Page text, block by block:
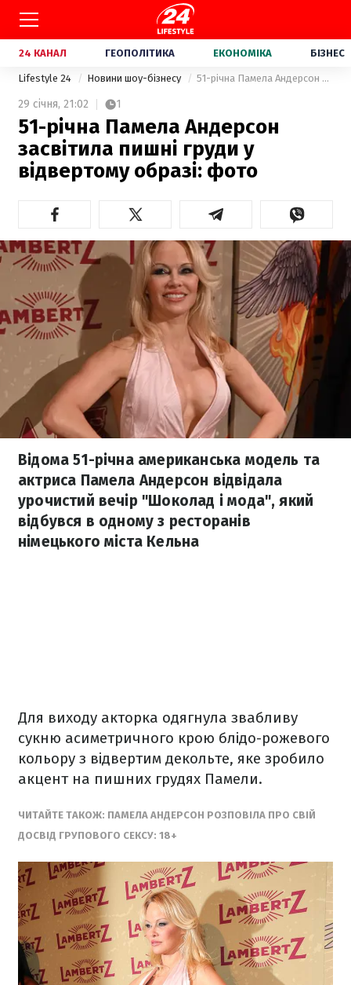
24 КАНАЛ ГЕОПОЛІТИКА ЕКОНОМІКА БІЗНЕС
Lifestyle 24 Новини шоу-бізнесу 51-річна Памела Андерсон засвітила пишні груди у відвертому образі: фото
29 січня, 21:02 1
51-річна Памела Андерсон
засвітила пишні груди у
відвертому образі: фото
Відома 51-річна американська модель та
актриса Памела Андерсон відвідала
урочистий вечір "Шоколад і мода", який
відбувся в одному з ресторанів
німецького міста Кельна
Для виходу акторка одягнула звабливу
сукню асиметричного крою блідо-рожевого
кольору з відвертим декольте, яке зробило
акцент на пишних грудях Памели.
ЧИТАЙТЕ ТАКОЖ: ПАМЕЛА АНДЕРСОН РОЗПОВІЛА ПРО СВІЙ
ДОСВІД ГРУПОВОГО СЕКСУ: 18+